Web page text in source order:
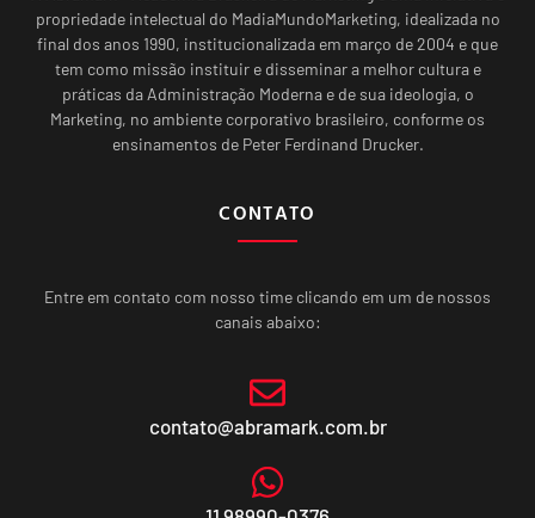
propriedade intelectual do MadiaMundoMarketing, idealizada no
final dos anos 1990, institucionalizada em março de 2004 e que
tem como missão instituir e disseminar a melhor cultura e
práticas da Administração Moderna e de sua ideologia, o
Marketing, no ambiente corporativo brasileiro, conforme os
ensinamentos de Peter Ferdinand Drucker.
CONTATO
Entre em contato com nosso time clicando em um de nossos
canais abaixo:
contato@abramark.com.br